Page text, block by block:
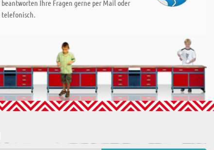
beantworten Ihre Fragen gerne per Mail oder
telefonisch.